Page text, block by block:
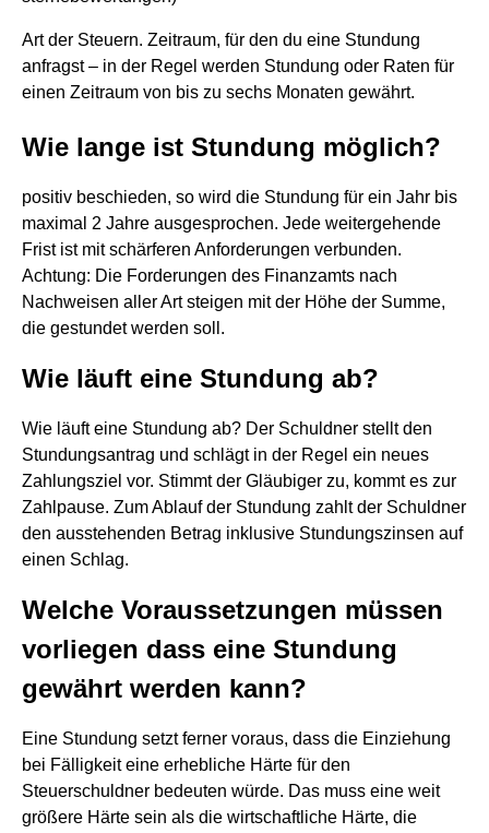
Art der Steuern. Zeitraum, für den du eine Stundung
anfragst – in der Regel werden Stundung oder Raten für
einen Zeitraum von bis zu sechs Monaten gewährt.
Wie lange ist Stundung möglich?
positiv beschieden, so wird die Stundung für ein Jahr bis
maximal 2 Jahre ausgesprochen. Jede weitergehende
Frist ist mit schärferen Anforderungen verbunden.
Achtung: Die Forderungen des Finanzamts nach
Nachweisen aller Art steigen mit der Höhe der Summe,
die gestundet werden soll.
Wie läuft eine Stundung ab?
Wie läuft eine Stundung ab? Der Schuldner stellt den
Stundungsantrag und schlägt in der Regel ein neues
Zahlungsziel vor. Stimmt der Gläubiger zu, kommt es zur
Zahlpause. Zum Ablauf der Stundung zahlt der Schuldner
den ausstehenden Betrag inklusive Stundungszinsen auf
einen Schlag.
Welche Voraussetzungen müssen
vorliegen dass eine Stundung
gewährt werden kann?
Eine Stundung setzt ferner voraus, dass die Einziehung
bei Fälligkeit eine erhebliche Härte für den
Steuerschuldner bedeuten würde. Das muss eine weit
größere Härte sein als die wirtschaftliche Härte, die